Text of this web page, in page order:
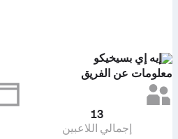
إيه إي بسيخيكو
معلومات عن الفريق
13
إجمالي اللاعبين